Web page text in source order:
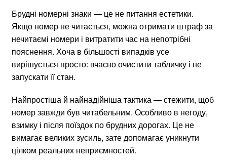
Брудні номерні знаки — це не питання естетики.
Якщо номер не читається, можна отримати штраф за
нечитаємі номери і витратити час на непотрібні
пояснення. Хоча в більшості випадків усе
вирішується просто: вчасно очистити табличку і не
запускати її стан.
Найпростіша й найнадійніша тактика — стежити, щоб
номер завжди був читабельним. Особливо в негоду,
взимку і після поїздок по брудних дорогах. Це не
вимагає великих зусиль, зате допомагає уникнути
цілком реальних неприємностей.